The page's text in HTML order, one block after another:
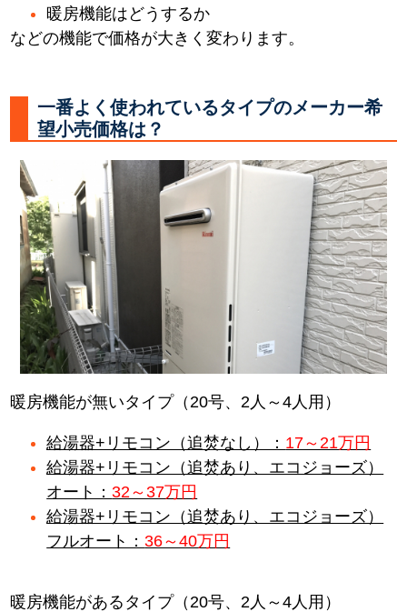
暖房機能はどうするか
などの機能で価格が大きく変わります。
一番よく使われているタイプのメーカー希
望小売価格は？
暖房機能が無いタイプ（20号、2人～4人用）
給湯器+リモコン（追焚なし）： 17～21万円
給湯器+リモコン（追焚あり、エコジョーズ）
オート：32～37万円
給湯器+リモコン（追焚あり、エコジョーズ）
フルオート：36～40万円
暖房機能があるタイプ（20号、2人～4人用）